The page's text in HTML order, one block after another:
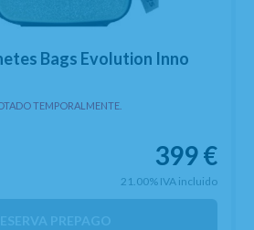
Bags Evolution Inno
TEMPORALMENTE.
399€
21.00% IVA incluido
PREPAGO